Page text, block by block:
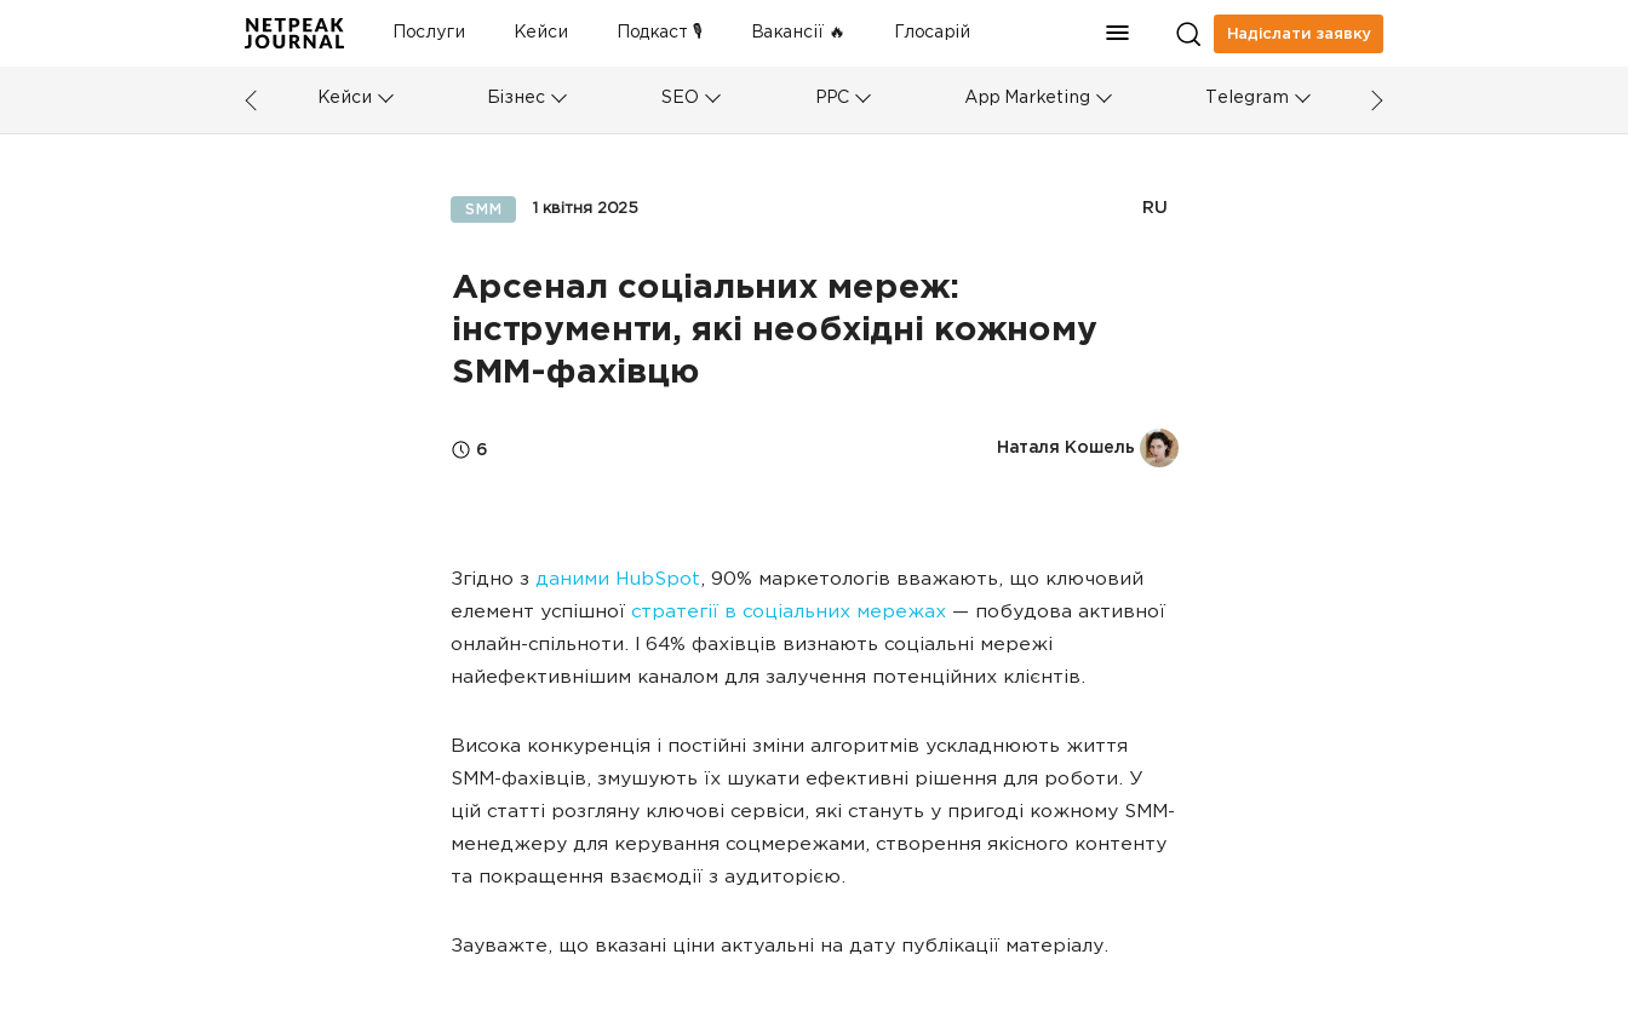
Послуги Кейси Подкаст 🎙 Вакансії 🔥 Глосарій Надіслати заявку
Кейси Бізнес SEO PPC App Marketing Telegram
SMM 1 квітня 2025 RU
Арсенал соціальних мереж:
інструменти, які необхідні кожному
SMM-фахівцю
6 Наталя Кошель
Згідно з даними HubSpot, 90% маркетологів вважають, що ключовий
елемент успішної стратегії в соціальних мережах — побудова активної
онлайн-спільноти. І 64% фахівців визнають соціальні мережі
найефективнішим каналом для залучення потенційних клієнтів.
Висока конкуренція і постійні зміни алгоритмів ускладнюють життя
SMM-фахівців, змушують їх шукати ефективні рішення для роботи. У
цій статті розгляну ключові сервіси, які стануть у пригоді кожному SMM-
менеджеру для керування соцмережами, створення якісного контенту
та покращення взаємодії з аудиторією.
Зауважте, що вказані ціни актуальні на дату публікації матеріалу.